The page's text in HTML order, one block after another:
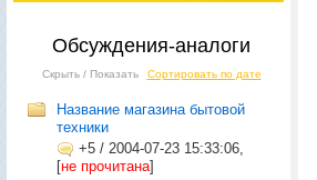
Обсуждения-аналоги
Скрыть / Показать Сортировать по дате
Название магазина бытовой
техники
+5 / 2004-07-23 15:33:06,
[не прочитана]